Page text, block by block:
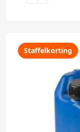
Staffelkorting